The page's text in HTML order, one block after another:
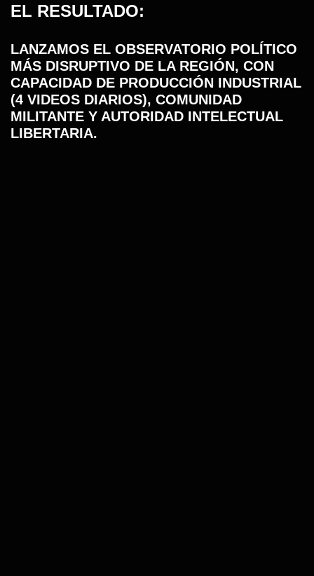
EL RESULTADO:
LANZAMOS EL OBSERVATORIO POLÍTICO
MÁS DISRUPTIVO DE LA REGIÓN, CON
CAPACIDAD DE PRODUCCIÓN INDUSTRIAL
(4 VIDEOS DIARIOS), COMUNIDAD
MILITANTE Y AUTORIDAD INTELECTUAL
LIBERTARIA.